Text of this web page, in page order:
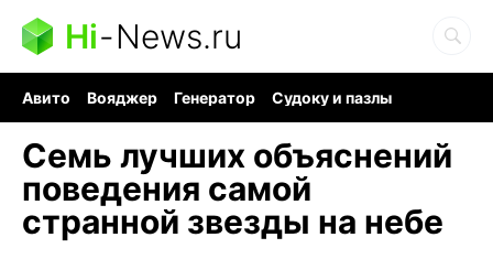
Hi-News.ru
Авито Вояджер Генератор
Судоку и пазлы
Семь лучших объяснений
поведения самой
странной звезды на небе